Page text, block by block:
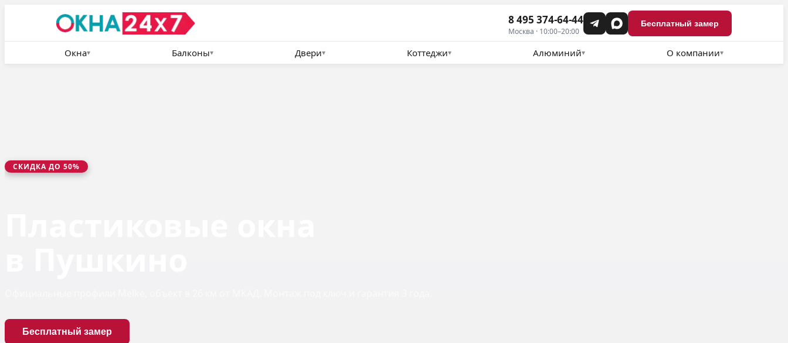
8 495 374-64-44
Москва · 10:00–20:00
Бесплатный замер
Окна▾ Балконы▾ Двери▾ Коттеджи▾ Алюминий▾ О компании▾
СКИДКА ДО 50%
Бесплатный замер